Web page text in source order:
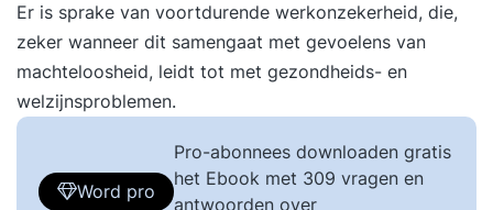
Er is sprake van voortdurende werkonzekerheid, die,
zeker wanneer dit samengaat met gevoelens van
machteloosheid, leidt tot met gezondheids- en
welzijnsproblemen.
Word pro
Pro-abonnees downloaden gratis
het Ebook met 309 vragen en
antwoorden over